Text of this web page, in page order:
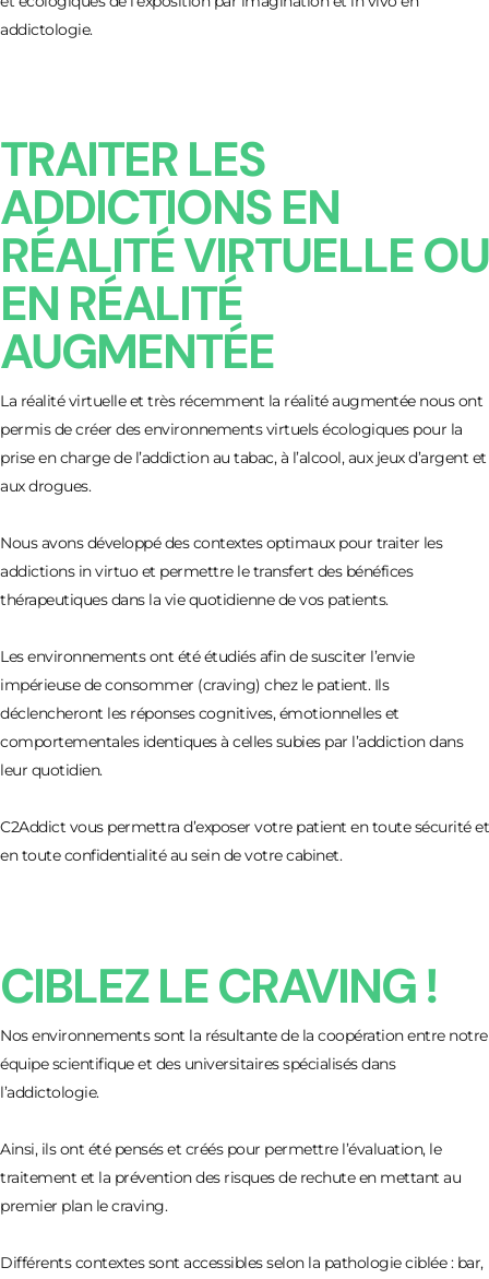
addictologie.
TRAITER LES
ADDICTIONS EN
RÉALITÉ VIRTUELLE OU
EN RÉALITÉ
AUGMENTÉE
La réalité virtuelle et très récemment la réalité augmentée nous ont
permis de créer des environnements virtuels écologiques pour la
prise en charge de l’addiction au tabac, à l’alcool, aux jeux d’argent et
aux drogues.
Nous avons développé des contextes optimaux pour traiter les
addictions in virtuo et permettre le transfert des bénéfices
thérapeutiques dans la vie quotidienne de vos patients.
Les environnements ont été étudiés afin de susciter l’envie
impérieuse de consommer (craving) chez le patient. Ils
déclencheront les réponses cognitives, émotionnelles et
comportementales identiques à celles subies par l’addiction dans
leur quotidien.
C2Addict vous permettra d’exposer votre patient en toute sécurité et
en toute confidentialité au sein de votre cabinet.
CIBLEZ LE CRAVING !
Nos environnements sont la résultante de la coopération entre notre
équipe scientifique et des universitaires spécialisés dans
l’addictologie.
Ainsi, ils ont été pensés et créés pour permettre l’évaluation, le
traitement et la prévention des risques de rechute en mettant au
premier plan le craving.
Différents contextes sont accessibles selon la pathologie ciblée : bar,